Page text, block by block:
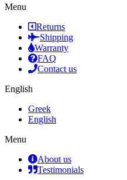
Menu
Returns
Shipping
Warranty
FAQ
Contact us
English
Greek
English
Menu
About us
Testimonials